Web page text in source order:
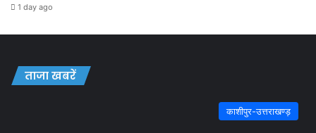
1 day ago
ताजा खबरें
काशीपुर-उत्तराखण्ड़